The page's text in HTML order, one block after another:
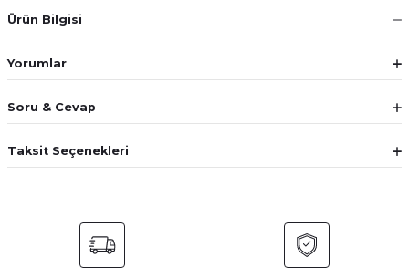
Ürün Bilgisi
Yorumlar
Soru & Cevap
Taksit Seçenekleri